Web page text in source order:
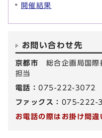
開催結果
お問い合わせ先
京都市 総合企画局国際
担当
電話：075-222-3072
ファックス： 075-222-
お電話の際はお掛け間